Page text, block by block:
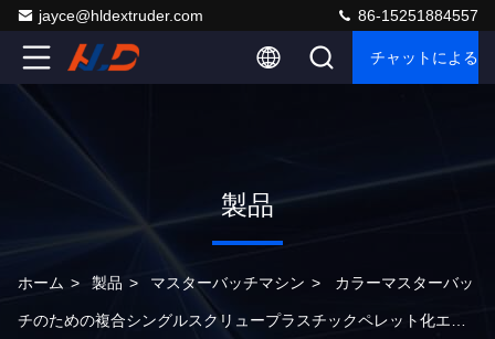
jayce@hldextruder.com 86-15251884557
チャットによる
製品
ホーム > 製品 > マスターバッチマシン > カラーマスターバッ
チのための複合シングルスクリュープラスチックペレット化エク